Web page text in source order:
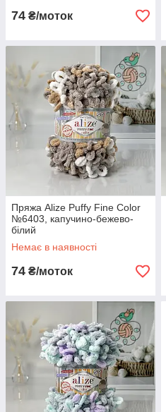
74 ₴/моток
Пряжа Alize Puffy Fine Color
№6403, капучино-бежево-
білий
Немає в наявності
74 ₴/моток